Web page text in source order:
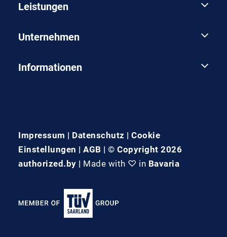
Leistungen
Unternehmen
Informationen
Impressum | Datenschutz |Cookie
Einstellungen |AGB | © Copyright 2026
authorized.by | Made with ♡ in Bavaria